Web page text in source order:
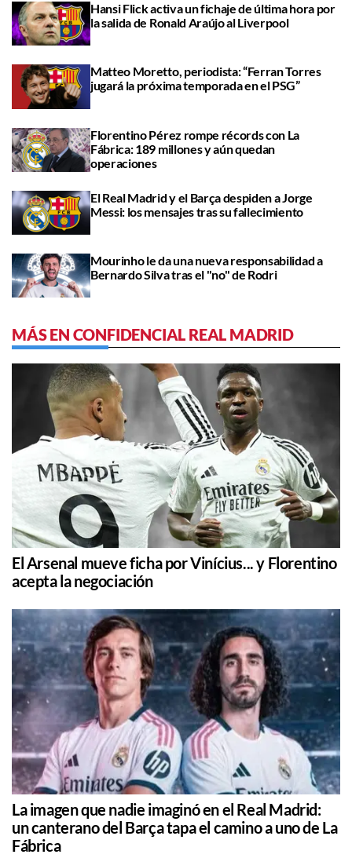
Hansi Flick activa un fichaje de última hora por
la salida de Ronald Araújo al Liverpool
Matteo Moretto, periodista: “Ferran Torres
jugará la próxima temporada en el PSG”
Florentino Pérez rompe récords con La
Fábrica: 189 millones y aún quedan
operaciones
El Real Madrid y el Barça despiden a Jorge
Messi: los mensajes tras su fallecimiento
Mourinho le da una nueva responsabilidad a
Bernardo Silva tras el "no" de Rodri
MÁS EN CONFIDENCIAL REAL MADRID
El Arsenal mueve ficha por Vinícius... y Florentino
acepta la negociación
La imagen que nadie imaginó en el Real Madrid:
un canterano del Barça tapa el camino a uno de La
Fábrica